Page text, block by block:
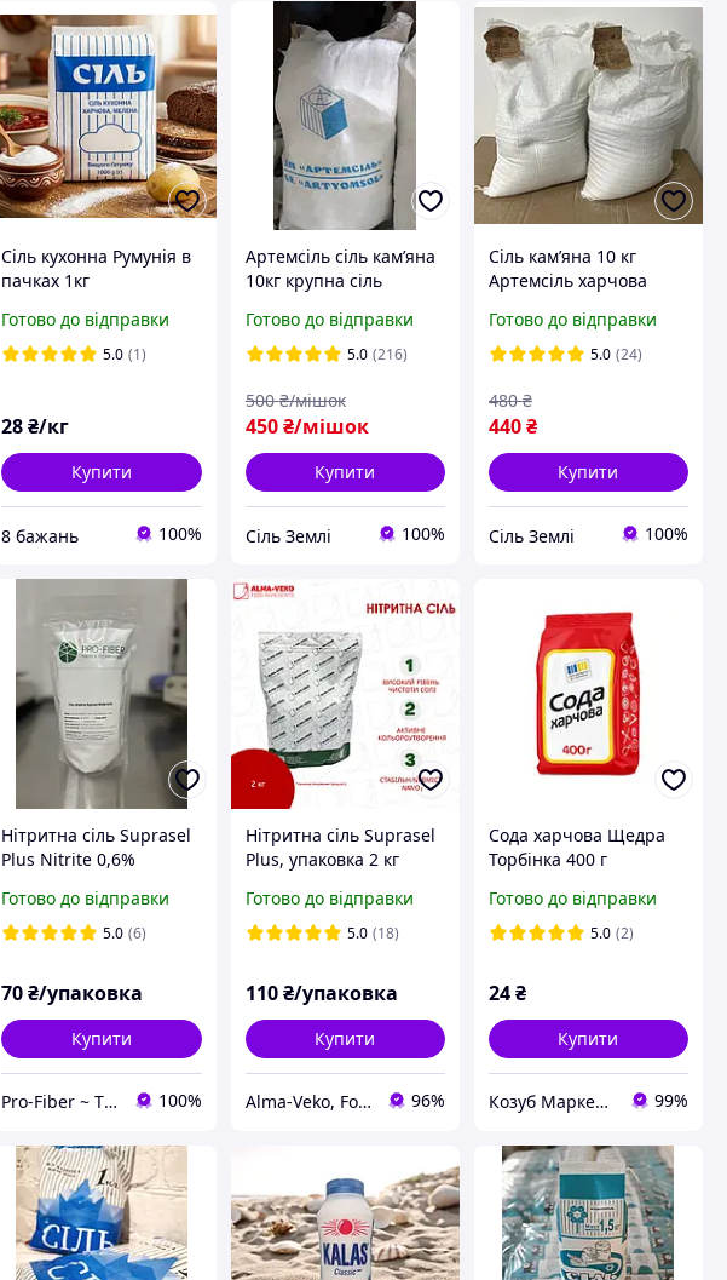
Сіль кухонна Румунія в
пачках 1кг
Готово до відправки
5.0 (1)
28₴/кг
Купити
8 бажань 100%
Артемсіль сіль камʼяна
10кг крупна сіль
консервації помел №1
оригінал Соледар
Готово до відправки
5.0 (216)
450 ₴/мішок
500 ₴/мішок
Купити
Сіль Землі 100%
Сіль камʼяна 10 кг
Артемсіль харчова
консервації Артемсіль
кухонна для солінь
наявності
Готово до відправки
5.0 (24)
440₴
480 ₴
Купити
Сіль Землі 100%
Нітритна сіль Suprasel
Plus Nitrite 0,6%
Готово до відправки
5.0 (6)
70₴/упаковка
Купити
Pro-Fiber ~ ТОВ" Про-Файбер" 100%
Нітритна сіль Suprasel
Plus, упаковка 2 кг
Готово до відправки
5.0 (18)
110 ₴/упаковка
Купити
Аlma-Veko, Food 96%
Сода харчова Щедра
Торбінка 400 г
Готово до відправки
5.0 (2)
24₴
Купити
Козуб Маркет інтернет-магазин 99%